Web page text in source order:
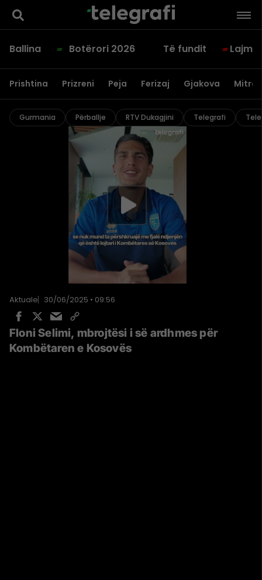
Ballina Botërori 2026 Të fundit Lajme
Prishtina Prizreni Peja Ferizaj Gjakova
Gurmania Përballje RTV Dukagjini Telegrafi
Aktuale 30/06/2025 • 09:56
Floni Selimi, mbrojtësi i së ardhmes për
Kombëtaren e Kosovës